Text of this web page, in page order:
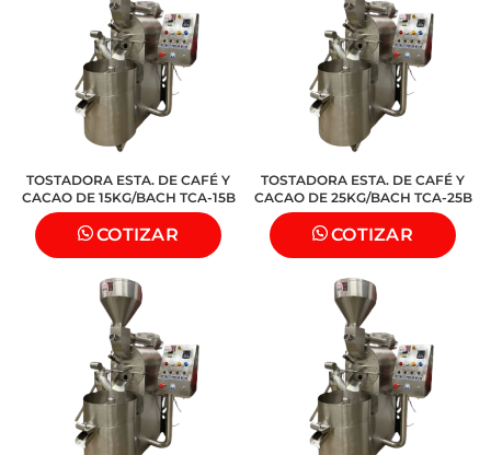
TOSTADORA ESTA. DE CAFÉ Y
CACAO DE 15KG/BACH TCA-15B
COTIZAR
TOSTADORA ESTA. DE CAFÉ Y
CACAO DE 25KG/BACH TCA-25B
COTIZAR